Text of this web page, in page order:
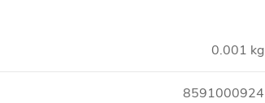
0.001 kg
8591000924